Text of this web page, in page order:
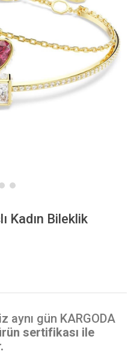
Kadın Bileklik
aynı gün KARGODA
sertifikası ile